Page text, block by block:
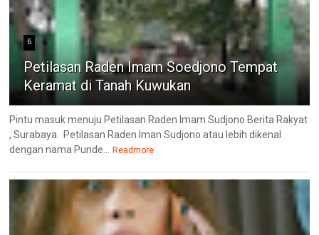
6
Petilasan Raden Imam Soedjono Tempat
Keramat di Tanah Kuwukan
Pintu masuk menuju Petilasan Raden Imam Sudjono Berita Rakyat
, Surabaya. Petilasan Raden Iman Sudjono atau lebih dikenal
dengan nama Punde...
Readmore